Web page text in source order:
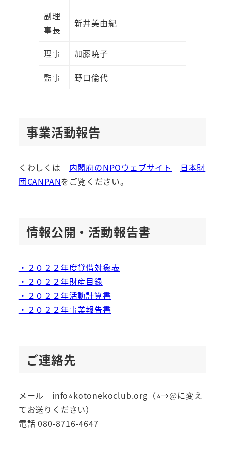
副理
事長
新井美由紀
理事
加藤暁子
監事
野口倫代
事業活動報告
くわしくは 内閣府のNPOウェブサイト
日本財
団CANPANをご覧ください。
情報公開・活動報告書
・２０２２年度貸借対象表
・２０２２年財産目録
・２０２２年活動計算書
・２０２２年事業報告書
ご連絡先
メール info⭐︎kotonekoclub.org（⭐︎→@に変え
てお送りください）
電話 080-8716-4647